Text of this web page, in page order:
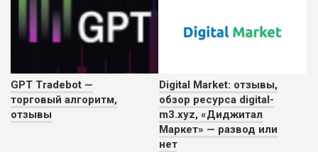
GPT Tradebot —
торговый алгоритм,
отзывы
Digital Market: отзывы,
обзор ресурса digital-
m3.xyz, «Диджитал
Маркет» — развод или
нет